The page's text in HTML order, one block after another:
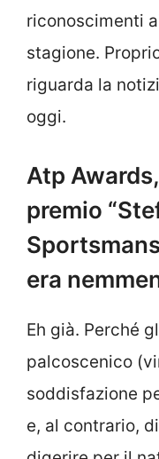
riconoscimenti
stagione.
riguarda la
oggi.
Atp
premio
era
Eh già. Perché
palcoscenico
soddisfazione
e, al contrario,